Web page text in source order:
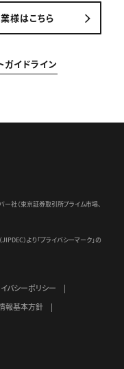
様はこちら
ガイドライン
ー社（東京証券取引所プライム市場、
）より 「プライバシーマーク」の
バシーポリシー
報基本方針